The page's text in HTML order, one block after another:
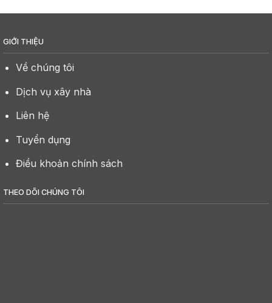
GIỚI THIỆU
Về chúng tôi
Dịch vụ xây nhà
Liên hệ
Tuyển dụng
Điều khoản chính sách
THEO DÕI CHÚNG TÔI